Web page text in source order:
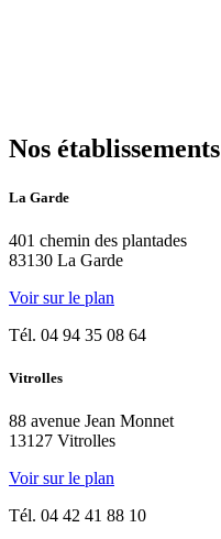
Nos établissements
La Garde
401 chemin des plantades
83130 La Garde
Voir sur le plan
Tél. 04 94 35 08 64
Vitrolles
88 avenue Jean Monnet
13127 Vitrolles
Voir sur le plan
Tél. 04 42 41 88 10